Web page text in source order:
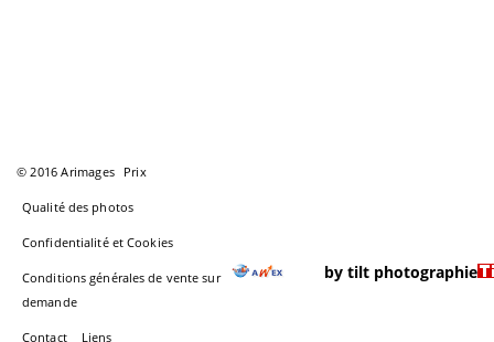
© 2016 Arimages Prix
Qualité des photos
Confidentialité et Cookies
Conditions générales de vente sur
demande
Contact Liens
by tilt photographie